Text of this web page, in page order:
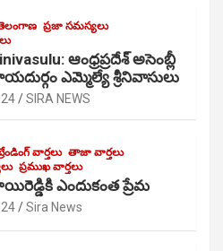
ప్రజా సమస్యలు
ఆంధ్రప్రదేశ్ అసెంబ్లీ
ఎమ్మెల్యే శ్రీనివాసులు
SIRA NEWS
వార్తలు తాజా వార్తలు
ప్రముఖ వార్తలు
ఎందుకంత ప్రేమ
Sira News